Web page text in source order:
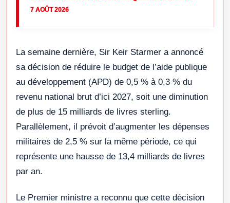
7 AOÛT 2026
La semaine dernière, Sir Keir Starmer a annoncé
sa décision de réduire le budget de l’aide publique
au développement (APD) de 0,5 % à 0,3 % du
revenu national brut d’ici 2027, soit une diminution
de plus de 15 milliards de livres sterling.
Parallèlement, il prévoit d’augmenter les dépenses
militaires de 2,5 % sur la même période, ce qui
représente une hausse de 13,4 milliards de livres
par an.
Le Premier ministre a reconnu que cette décision